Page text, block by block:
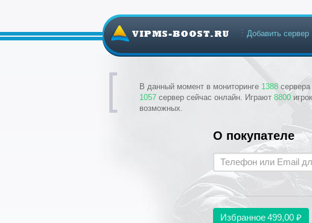
В данный момент в мониторинге 1388 сервера
1057 сервер сейчас онлайн. Играют 8800
возможных.
Добавить сервер
О покупателе
Избранное499,00 ₽